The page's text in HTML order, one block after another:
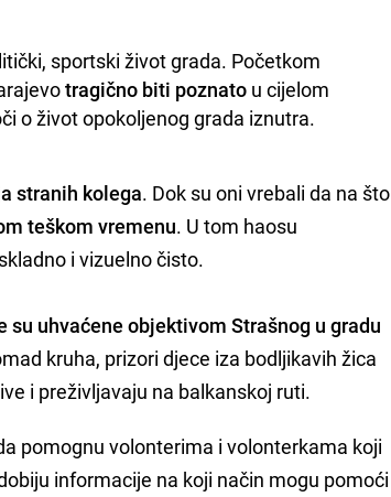
sportski život grada. Početkom
tragično biti poznato u cijelom
o život opokoljenog grada iznutra.
stranih kolega. Dok su oni vrebali da na što
teškom vremenu. U tom haosu
ivizuelnočisto.
su uhvaćene objektivom Strašnog u gradu
kruha, prizori djece iza bodljikavih žica
i preživljavaju na balkanskoj ruti.
pomognu volonterima i volonterkama koji
informacije na koji način mogu pomoći